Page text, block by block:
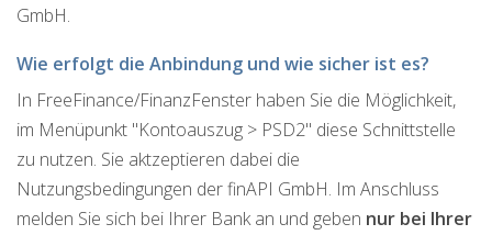
GmbH.
Wie erfolgt die Anbindung und wie sicher ist es?
In FreeFinance/FinanzFenster haben Sie die Möglichkeit,
im Menüpunkt "Kontoauszug > PSD2" diese Schnittstelle
zu nutzen. Sie aktzeptieren dabei die
Nutzungsbedingungen der finAPI GmbH. Im Anschluss
melden Sie sich bei Ihrer Bank an und geben nur bei Ihrer